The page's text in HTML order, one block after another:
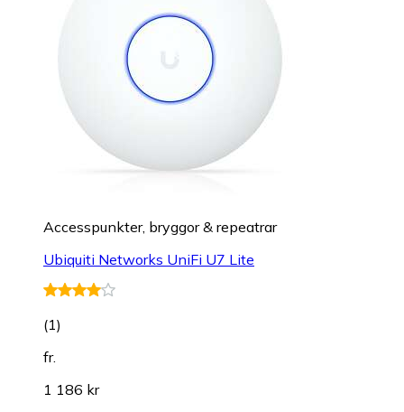
Accesspunkter, bryggor & repeatrar
Ubiquiti Networks UniFi U7 Lite
(1)
fr.
1 186 kr